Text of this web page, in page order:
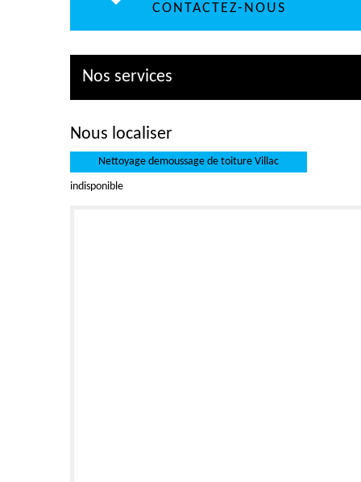
CONTACTEZ-NOUS
Nos services
Nous localiser
Nettoyage demoussage de toiture Villac
indisponible